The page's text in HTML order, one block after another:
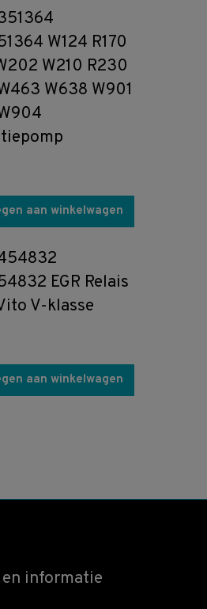
W124 R170
W210 R230
W638 W901
aan winkelwagen
EGR Relais
V-klasse
aan winkelwagen
en informatie